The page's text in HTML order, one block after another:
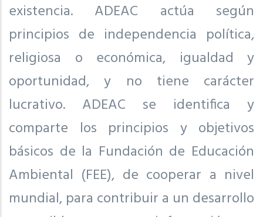
existencia. ADEAC actúa según
principios de independencia política,
religiosa o económica, igualdad y
oportunidad, y no tiene carácter
lucrativo. ADEAC se identifica y
comparte los principios y objetivos
básicos de la Fundación de Educación
Ambiental (FEE), de cooperar a nivel
mundial, para contribuir a un desarrollo